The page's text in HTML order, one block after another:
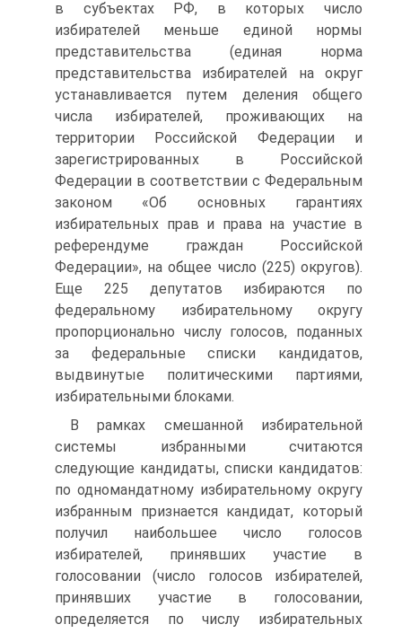
в субъектах РФ, в которых число
избирателей меньше единой нормы
представительства (единая норма
представительства избирателей на округ
устанавливается путем деления общего
числа избирателей, проживающих на
территории Российской Федерации и
зарегистрированных в Российской
Федерации в соответствии с Федеральным
законом «Об основных гарантиях
избирательных прав и права на участие в
референдуме граждан Российской
Федерации», на общее число (225) округов).
Еще 225 депутатов избираются по
федеральному избирательному округу
пропорционально числу голосов, поданных
за федеральные списки кандидатов,
выдвинутые политическими партиями,
избирательными блоками.
В рамках смешанной избирательной
системы избранными считаются
следующие кандидаты, списки кандидатов:
по одномандатному избирательному округу
избранным признается кандидат, который
получил наибольшее число голосов
избирателей, принявших участие в
голосовании (число голосов избирателей,
принявших участие в голосовании,
определяется по числу избирательных